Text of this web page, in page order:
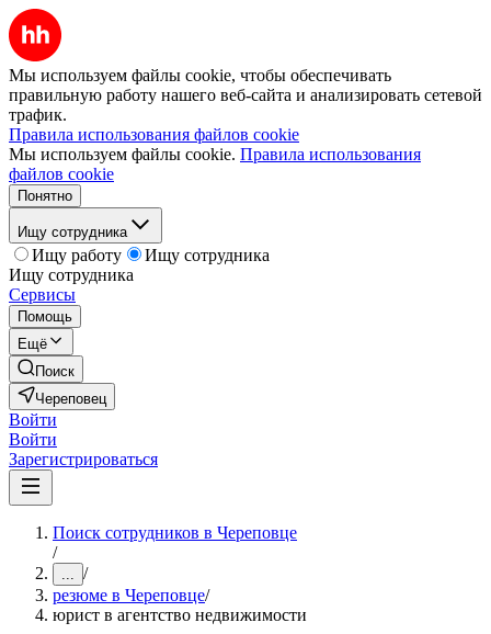
Мы используем файлы cookie, чтобы обеспечивать
правильную работу нашего веб-сайта и анализировать сетевой
трафик.
Правила использования файлов cookie
Мы используем файлы cookie. Правила использования
файлов cookie
Понятно
Ищу сотрудника
Ищу работу
Ищу сотрудника
Ищу сотрудника
Сервисы
Помощь
Ещё
Поиск
Череповец
Войти
Войти
Зарегистрироваться
Поиск сотрудников в Череповце
/
... /
резюме в Череповце/
юрист в агентство недвижимости